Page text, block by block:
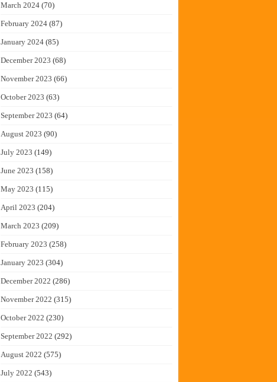
March 2024 (70)
February 2024 (87)
January 2024 (85)
December 2023 (68)
November 2023 (66)
October 2023 (63)
September 2023 (64)
August 2023 (90)
July 2023 (149)
June 2023 (158)
May 2023 (115)
April 2023 (204)
March 2023 (209)
February 2023 (258)
January 2023 (304)
December 2022 (286)
November 2022 (315)
October 2022 (230)
September 2022 (292)
August 2022 (575)
July 2022 (543)